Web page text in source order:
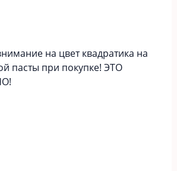
на цвет квадратика на
пасты при покупке! ЭТО